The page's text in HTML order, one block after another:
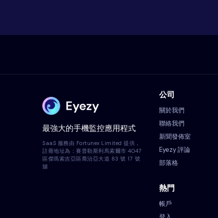
最強大的手機監控應用程式
SaaS 服務由 Fortunex Limited 提供，
註冊地址為：賽普勒斯利馬索爾市 4047
區傑瑪索吉亞區喬治亞大道 83 號 17 號
舖
公司
關於我們
聯絡我們
新聞發佈室
Eyezy 評論
部落格
熱門
帳戶